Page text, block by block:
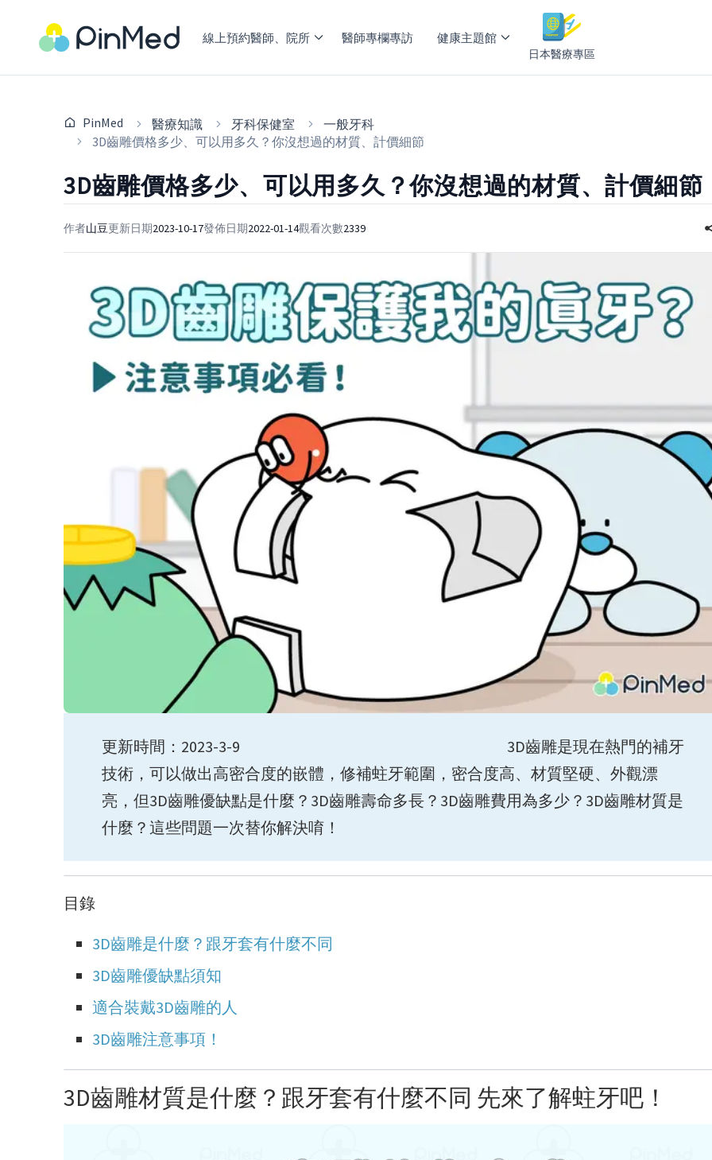
線上預約醫師、院所 醫師專欄專訪 健康主題館
日本醫療專區
PinMed 醫療知識 牙科保健室
一般牙科
3D齒雕價格多少、可以用多久？你沒想過的材質、計價細節
3D齒雕價格多少、可以用多久？你沒想過的材質、計價細節
作者山豆更新日期2023-10-17發佈日期2022-01-14觀看次數2339
更新時間：2023-3-9 3D齒雕是現在熱門的補牙
技術， 可以做出高密合度的嵌體，修補蛀牙範圍 ， 密合度高、材質堅硬、外觀漂
亮， 但3D齒雕優缺點是什麼？3D齒雕壽命多長？3D齒雕費用為多少？3D齒雕材質是
什麼？ 這些問題一次替你解決唷！
目錄
3D齒雕是什麼？跟牙套有什麼不同
3D齒雕優缺點須知
適合裝戴3D齒雕的人
3D齒雕注意事項！
3D齒雕材質是什麼？跟牙套有什麼不同 先來了解蛀牙吧！